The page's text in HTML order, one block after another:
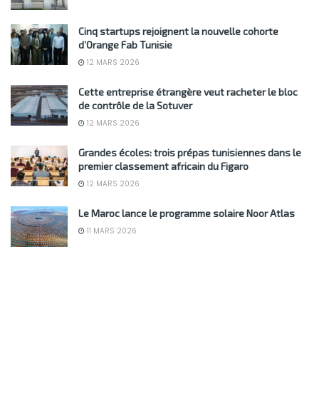
Cinq startups rejoignent la nouvelle cohorte
d’Orange Fab Tunisie
12 MARS 2026
Cette entreprise étrangère veut racheter le bloc
de contrôle de la Sotuver
12 MARS 2026
Grandes écoles: trois prépas tunisiennes dans le
premier classement africain du Figaro
12 MARS 2026
Le Maroc lance le programme solaire Noor Atlas
11 MARS 2026